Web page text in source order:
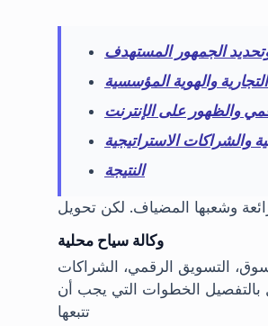
الجمهور المستهدف
التجارية والهوية المؤسسية
والظهور على الإنترنت
والشراكات الاستراتيجية
النتيجة
وشعبها المضياف. لكن تحويل
وكالة سياح محلية
التسويق الرقمي، الشراكات
بالتفصيل الخطوات التي يجب أن
تتبعها